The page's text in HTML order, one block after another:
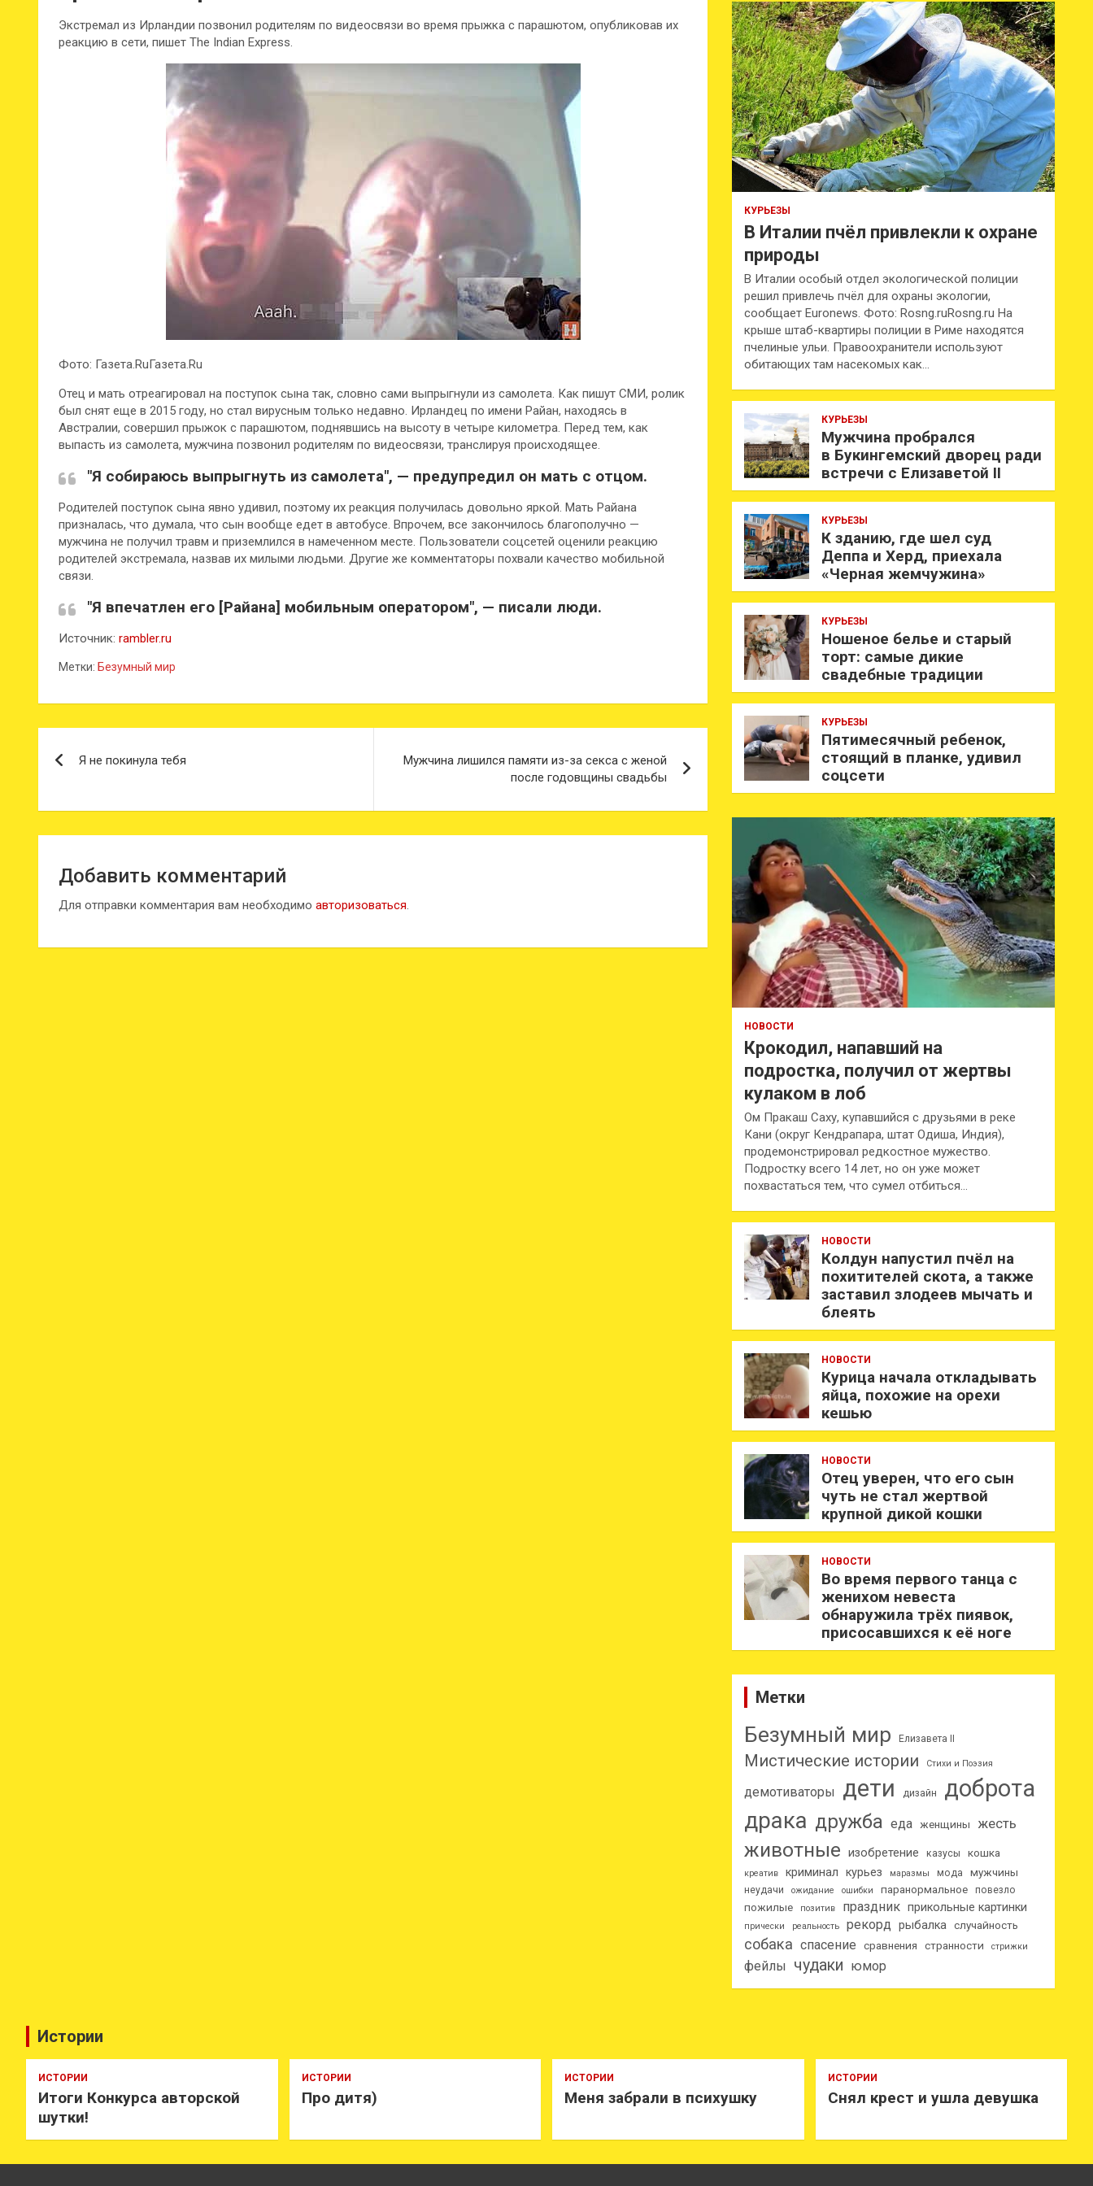
Экстремал из Ирландии позвонил родителям по видеосвязи во время прыжка с парашютом, опубликовав их
реакцию в сети, пишет The Indian Express.
Фото: Газета.RuГазета.Ru
Отец и мать отреагировал на поступок сына так, словно сами выпрыгнули из самолета. Как пишут СМИ, ролик
был снят еще в 2015 году, но стал вирусным только недавно. Ирландец по имени Райан, находясь в
Австралии, совершил прыжок с парашютом, поднявшись на высоту в четыре километра. Перед тем, как
выпасть из самолета, мужчина позвонил родителям по видеосвязи, транслируя происходящее.
"Я собираюсь выпрыгнуть из самолета", — предупредил он мать с отцом.
Родителей поступок сына явно удивил, поэтому их реакция получилась довольно яркой. Мать Райана
призналась, что думала, что сын вообще едет в автобусе. Впрочем, все закончилось благополучно —
мужчина не получил травм и приземлился в намеченном месте. Пользователи соцсетей оценили реакцию
родителей экстремала, назвав их милыми людьми. Другие же комментаторы похвали качество мобильной
связи.
"Я впечатлен его [Райана] мобильным оператором", — писали люди.
Источник: rambler.ru
Метки: Безумный мир
по
записям
Я не покинула тебя
Мужчина лишился памяти из-за секса с женой
после годовщины свадьбы
Добавить комментарий
Для отправки комментария вам необходимо авторизоваться.
к
КУРЬЕЗЫ
В Италии пчёл привлекли к охране
природы
В Италии особый отдел экологической полиции
решил привлечь пчёл для охраны экологии,
сообщает Euronews. Фото: Rosng.ruRosng.ru На
крыше штаб-квартиры полиции в Риме находятся
пчелиные ульи. Правоохранители используют
обитающих там насекомых как…
КУРЬЕЗЫ
Мужчина пробрался
в Букингемский дворец ради
встречи с Елизаветой II
КУРЬЕЗЫ
К зданию, где шел суд
Деппа и Херд, приехала
«Черная жемчужина»
КУРЬЕЗЫ
Ношеное белье и старый
торт: самые дикие
свадебные традиции
КУРЬЕЗЫ
Пятимесячный ребенок,
стоящий в планке, удивил
соцсети
НОВОСТИ
Крокодил, напавший на
подростка, получил от жертвы
кулаком в лоб
Ом Пракаш Саху, купавшийся с друзьями в реке
Кани (округ Кендрапара, штат Одиша, Индия),
продемонстрировал редкостное мужество.
Подростку всего 14 лет, но он уже может
похвастаться тем, что сумел отбиться…
НОВОСТИ
Колдун напустил пчёл на
похитителей скота, а также
заставил злодеев мычать и
блеять
НОВОСТИ
Курица начала откладывать
яйца, похожие на орехи
кешью
НОВОСТИ
Отец уверен, что его сын
чуть не стал жертвой
крупной дикой кошки
НОВОСТИ
Во время первого танца с
женихом невеста
обнаружила трёх пиявок,
присосавшихся к её ноге
Метки
Безумный мир Елизавета II
Мистические истории Стихи и Поэзия
демотиваторы дети дизайн доброта
драка дружба еда женщины жесть
животные изобретение казусы кошка
креатив криминал курьез маразмы мода мужчины
неудачи ожидание ошибки паранормальное повезло
пожилые позитив праздник прикольные картинки
прически реальность рекорд рыбалка случайность
собака спасение сравнения странности стрижки
фейлы чудаки юмор
Истории
ИСТОРИИ
Итоги Конкурса авторской
шутки!
ИСТОРИИ
Про дитя)
ИСТОРИИ
Меня забрали в психушку
ИСТОРИИ
Снял крест и ушла девушка